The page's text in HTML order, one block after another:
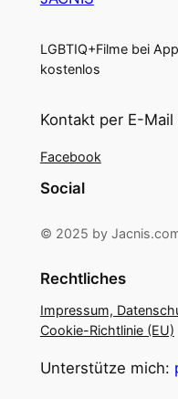
LGBTIQ+Filme bei
kostenlos
Kontakt per E-Mail
Facebook
Social
© 2025 by
Rechtliches
Impressum,
Cookie-Richtlinie (EU)
Unterstütze mich: